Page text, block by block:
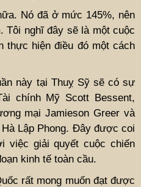
Nó đã ở mức 145%, nên
Tôi nghĩ đây sẽ là một cuộc
thực hiện điều đó một cách
này tại Thuỵ Sỹ sẽ có sự
chính Mỹ Scott Bessent,
mại Jamieson Greer và
Lập Phong. Đây được coi
việc giải quyết cuộc chiến
kinh tế toàn cầu.
rất mong muốn đạt được